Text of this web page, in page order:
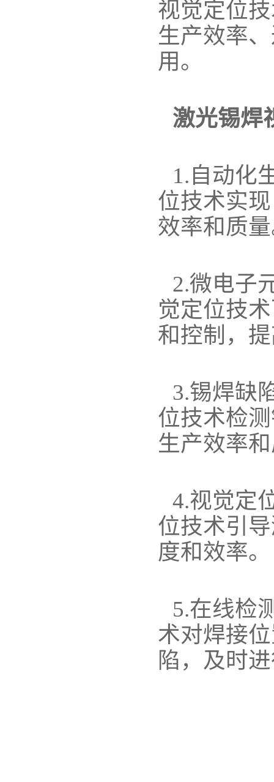
视觉定位
生产效率
用。
激光锡焊
1.自动化
位技术实
效率和质
2.微电子
觉定位技
和控制，
3.锡焊缺
位技术检
生产效率
4.视觉定
位技术引
度和效率。
5.在线检
术对焊接
陷，及时